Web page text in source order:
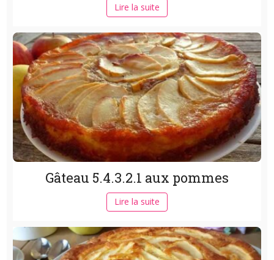
Lire la suite
Gâteau 5.4.3.2.1 aux pommes
Lire la suite